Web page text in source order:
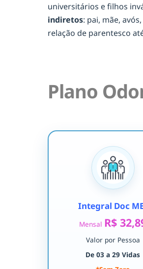
universitários e filhos
indiretos: pai, mãe,
relação de parentesco
Plano
Integral Doc
Mensal R$
Valor por Pessoa
De 03 a 29 Vidas